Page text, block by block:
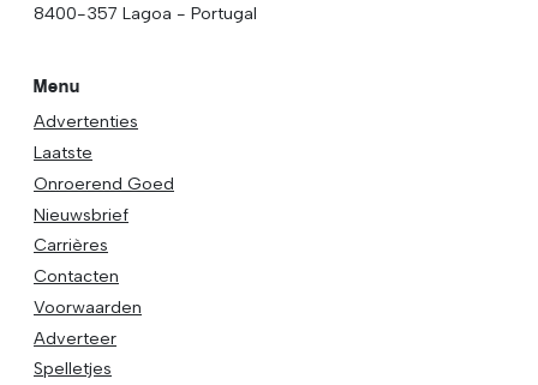
8400-357 Lagoa - Portugal
Menu
Advertenties
Laatste
Onroerend Goed
Nieuwsbrief
Carrières
Contacten
Voorwaarden
Adverteer
Spelletjes